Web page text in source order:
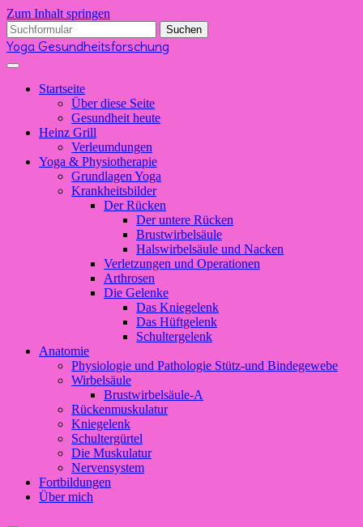
Zum Inhalt springen
Suchen
nach:
Yoga Gesundheitsforschung
Startseite
Über diese Seite
Gesundheit heute
Heinz Grill
Verleumdungen
Yoga & Physiotherapie
Grundlagen Yoga
Krankheitsbilder
Der Rücken
Der untere Rücken
Brustwirbelsäule
Halswirbelsäule und Nacken
Verletzungen und Operationen
Arthrosen
Die Gelenke
Das Kniegelenk
Das Hüftgelenk
Schultergelenk
Anatomie
Physiologie und Pathologie Stütz-und Bindegewebe
Wirbelsäule
Brustwirbelsäule-A
Rückenmuskulatur
Kniegelenk
Schultergürtel
Die Muskulatur
Nervensystem
Fortbildungen
Über mich